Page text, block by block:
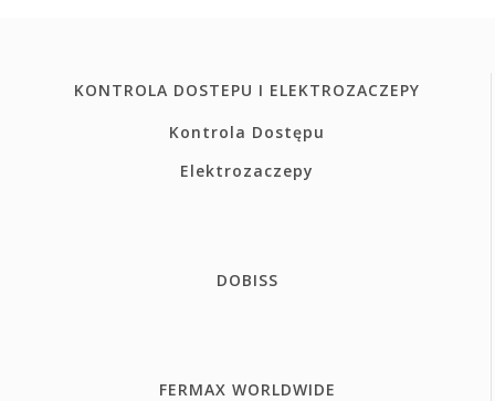
KONTROLA DOSTEPU I ELEKTROZACZEPY
Kontrola Dostępu
Elektrozaczepy
DOBISS
FERMAX WORLDWIDE